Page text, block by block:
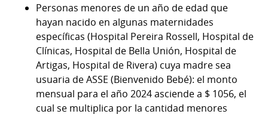
Personas menores de un año de edad que
hayan nacido en algunas maternidades
específicas (Hospital Pereira Rossell, Hospital de
Clínicas, Hospital de Bella Unión, Hospital de
Artigas, Hospital de Rivera) cuya madre sea
usuaria de ASSE (Bienvenido Bebé): el monto
mensual para el año 2024 asciende a $ 1056, el
cual se multiplica por la cantidad menores